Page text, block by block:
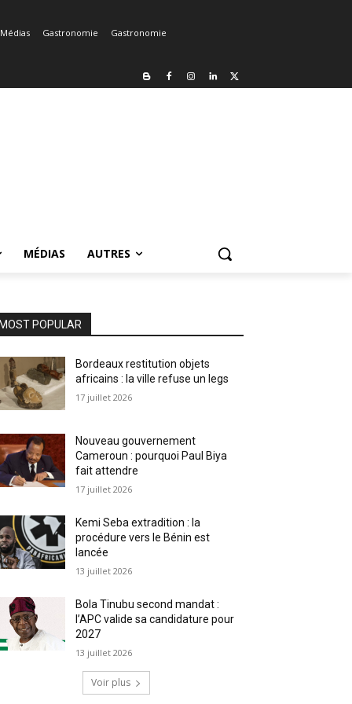
Médias Gastronomie
Gastronomie
MÉDIAS AUTRES
MOST POPULAR
Bordeaux restitution objets
africains : la ville refuse un legs
17 juillet 2026
Nouveau gouvernement
Cameroun : pourquoi Paul Biya
fait attendre
17 juillet 2026
Kemi Seba extradition : la
procédure vers le Bénin est
lancée
13 juillet 2026
Bola Tinubu second mandat :
l’APC valide sa candidature pour
2027
13 juillet 2026
Voir plus